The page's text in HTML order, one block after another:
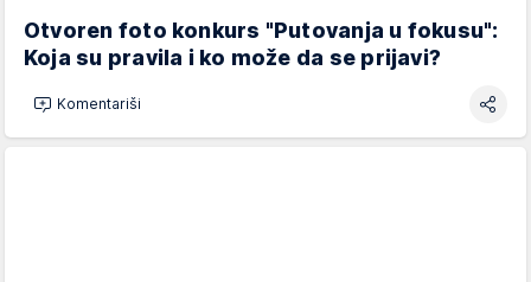
Otvoren foto konkurs "Putovanja u fokusu":
Koja su pravila i ko može da se prijavi?
Komentariši